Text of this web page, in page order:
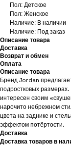
Пол: Детское
Пол: Женское
Наличие: В наличии
Наличие: Под заказ
Описание товара
Доставка
Возврат и обмен
Оплата
Описание товара
Бренд Jordan
подростковых
интересен своим
нарочито небрежном
цвета на заднике и
эффектом потёртости.
Доставка
Доставка товаров в